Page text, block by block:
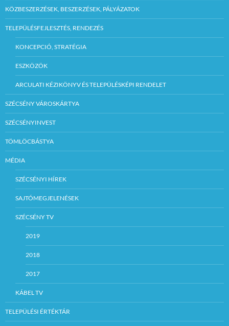
KÖZBESZERZÉSEK, BESZERZÉSEK, PÁLYÁZATOK
TELEPÜLÉSFEJLESZTÉS, RENDEZÉS
KONCEPCIÓ, STRATÉGIA
ESZKÖZÖK
ARCULATI KÉZIKÖNYV ÉS TELEPÜLÉSKÉPI RENDELET
SZÉCSÉNY VÁROSKÁRTYA
SZÉCSÉNYINVEST
TÖMLÖCBÁSTYA
MÉDIA
SZÉCSÉNYI HÍREK
SAJTÓMEGJELENÉSEK
SZÉCSÉNY TV
2019
2018
2017
KÁBEL TV
TELEPÜLÉSI ÉRTÉKTÁR